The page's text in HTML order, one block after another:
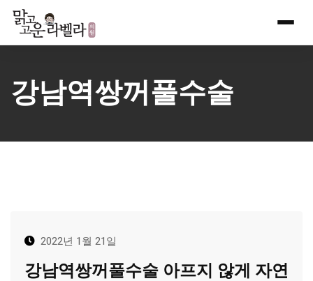
Skip
content
강남역쌍꺼풀수술
2022년 1월 21일
강남역쌍꺼풀수술 아프지 않게 자연